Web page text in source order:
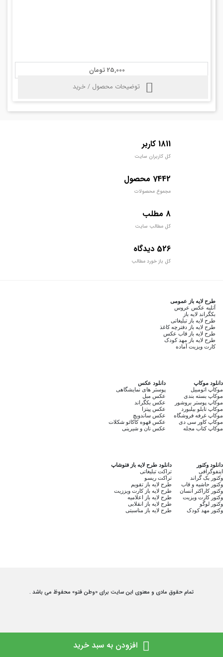
25,000 تومان
توضیحات محصول / خرید
افزودن به سبد خرید
1811 کاربر
کل کاربران سایت
7442 محصول
مجموع محصولات
8 مطلب
کل مطالب سایت
526 دیدگاه
کل باز خورد مطالب
طرح لایه باز عمومی
آتلیه عکس عروس
بکگراند لایه باز
طرح لایه باز تبلیغاتی
طرح لایه باز دفترچه کاغذ
طرح لایه باز قاب عکس
طرح لایه باز مهد کودک
کارت ویزیت آماده
دانلود موکاپ
موکاپ اتومبیل
موکاپ بسته بندی
موکاپ پوستر بروشور
موکاپ تابلو بیلبورد
موکاپ غرفه فروشگاه
موکاپ کاور سی دی
موکاپ کتاب مجله
دانلود عکس
پوستر های نمایشگاهی
عکس مبل
عکس بکگراند
عکس پیتزا
عکس ساندویچ
عکس قهوه کاکائو شکلات
عکس نان و شیرینی
دانلود وکتور
اینفوگرافی
وکتور بک گراند
وکتور حاشیه و قاب
وکتور کاراکتر انسان
وکتور کارت ویزیت
وکتور لوگو
وکتور مهد کودک
دانلود طرح لایه باز فتوشاپ
تراکت تبلیغاتی
تراکت ریسو
طرح لایه باز تقویم
طرح لایه باز کارت ویززیت
طرح لایه باز اعلامیه
طرح لایه باز انقلابی
طرح لایه باز مناسبتی
تمام حقوق مادی و معنوی این سایت برای «وطن فتو» محفوظ می باشد .